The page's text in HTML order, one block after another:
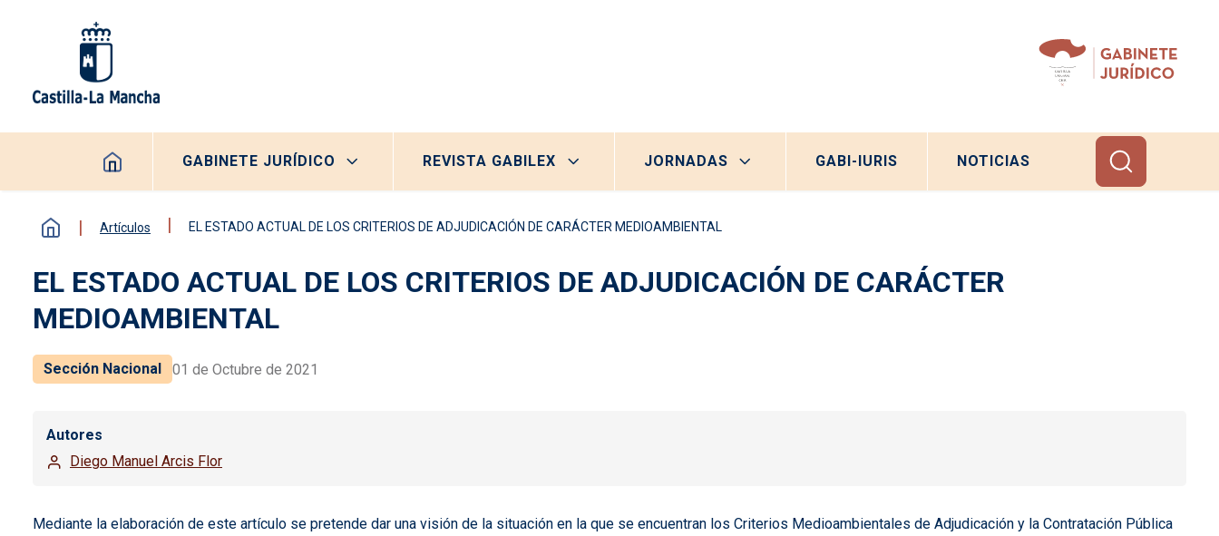
Navegación principal
GABINETE JURÍDICO REVISTA GABILEX JORNADAS GABI-IURIS NOTICIAS
Artículos EL ESTADO ACTUAL DE LOS CRITERIOS DE ADJUDICACIÓN DE CARÁCTER MEDIOAMBIENTAL
EL ESTADO ACTUAL DE LOS CRITERIOS DE ADJUDICACIÓN DE CARÁCTER
MEDIOAMBIENTAL
Sección Nacional 01 de Octubre de 2021
Autores
Diego Manuel Arcis Flor
Mediante la elaboración de este artículo se pretende dar una visión de la situación en la que se encuentran los Criterios Medioambientales de Adjudicación y la Contratación Pública